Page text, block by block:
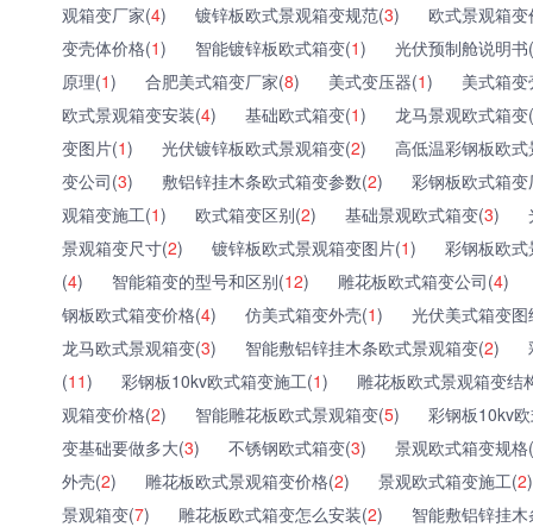
观箱变厂家(4) 镀锌板欧式景观箱变规范(3)
欧式景观箱
变壳体价格(1) 智能镀锌板欧式箱变(1)
光伏预制舱说明书(
原理(1) 合肥美式箱变厂家(8) 美式变压器(1)
美式箱
欧式景观箱变安装(4) 基础欧式箱变(1)
龙马景观欧式箱变(
变图片(1) 光伏镀锌板欧式景观箱变(2)
高低温彩钢板欧
变公司(3) 敷铝锌挂木条欧式箱变参数(2)
彩钢板欧式箱
观箱变施工(1) 欧式箱变区别(2) 基础景观欧式箱变(3)
景观箱变尺寸(2) 镀锌板欧式景观箱变图片(1)
彩钢板欧
(4) 智能箱变的型号和区别(12) 雕花板欧式箱变公司(4)
钢板欧式箱变价格(4) 仿美式箱变外壳(1)
光伏美式箱变图
龙马欧式景观箱变(3) 智能敷铝锌挂木条欧式景观箱变(2)
(11) 彩钢板10kv欧式箱变施工(1)
雕花板欧式景观箱变结
观箱变价格(2) 智能雕花板欧式景观箱变(5)
彩钢板10kv
变基础要做多大(3) 不锈钢欧式箱变(3)
景观欧式箱变规格(
外壳(2) 雕花板欧式景观箱变价格(2) 景观欧式箱变施工(2)
景观箱变(7) 雕花板欧式箱变怎么安装(2) 智能敷铝锌挂